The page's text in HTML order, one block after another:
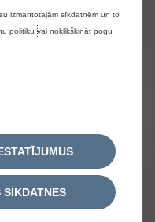
izmantotajām sīkdatnēm un to
politiku vai noklikšķināt pogu
SĪKDATNES